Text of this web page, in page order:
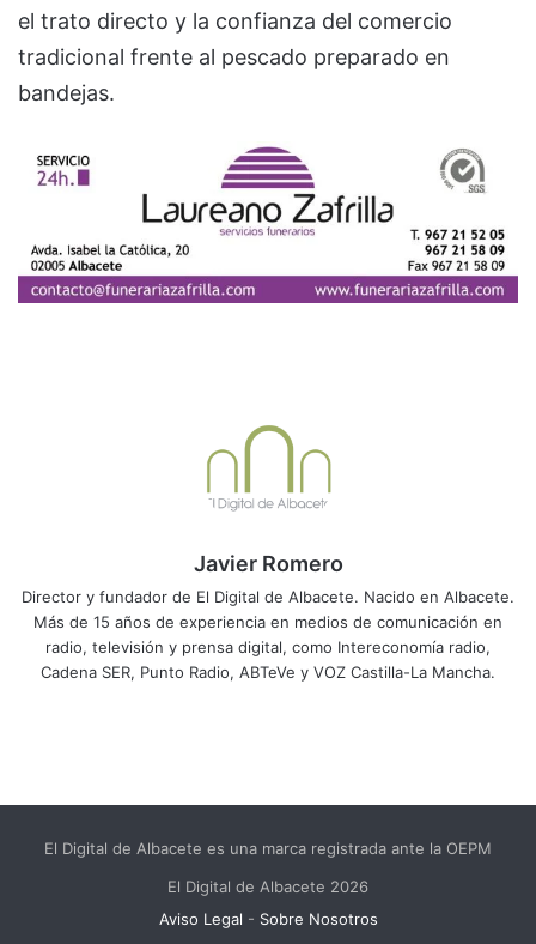
el trato directo y la confianza del comercio
tradicional frente al pescado preparado en
bandejas.
Javier Romero
Director y fundador de El Digital de Albacete. Nacido en Albacete.
Más de 15 años de experiencia en medios de comunicación en
radio, televisión y prensa digital, como Intereconomía radio,
Cadena SER, Punto Radio, ABTeVe y VOZ Castilla-La Mancha.
El Digital de Albacete es una marca registrada ante la OEPM
El Digital de Albacete 2026
Aviso Legal - Sobre Nosotros